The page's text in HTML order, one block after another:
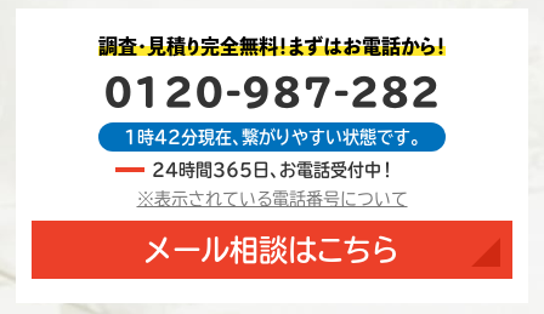
調査・見積り完全無料！まずはお電話から！
0120-987-282
1時42分現在、繋がりやすい状態です。
24時間365日、お電話受付中！
※表示されている電話番号について
メール相談はこちら